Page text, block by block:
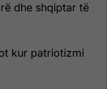
dhe shqiptar të
kur patriotizmi